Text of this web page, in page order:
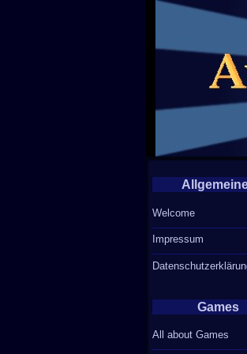
Welcome
Impressum
Games
All about Games